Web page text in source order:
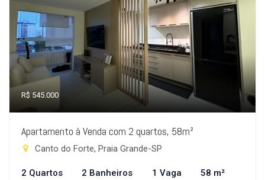
R$ 545.000
Apartamento à Venda com 2 quartos, 58m²
Canto do Forte, Praia Grande-SP
2 Quartos 2 Banheiros 1 Vaga 58 m²